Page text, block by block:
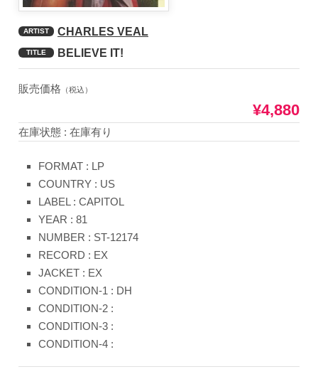
ARTIST CHARLES VEAL
TITLE BELIEVE IT!
販売価格 （税込）
¥4,880
在庫状態 : 在庫有り
FORMAT : LP
COUNTRY : US
LABEL : CAPITOL
YEAR : 81
NUMBER : ST-12174
RECORD : EX
JACKET : EX
CONDITION-1 : DH
CONDITION-2 :
CONDITION-3 :
CONDITION-4 :